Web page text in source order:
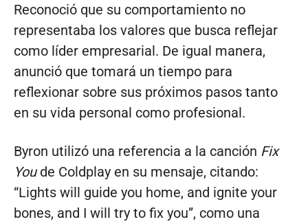
Reconoció que su comportamiento no
representaba los valores que busca reflejar
como líder empresarial. De igual manera,
anunció que tomará un tiempo para
reflexionar sobre sus próximos pasos tanto
en su vida personal como profesional.
Byron utilizó una referencia a la canción Fix
Youde Coldplay en su mensaje, citando:
“Lights will guide you home, and ignite your
bones, and I will try to fix you”, como una